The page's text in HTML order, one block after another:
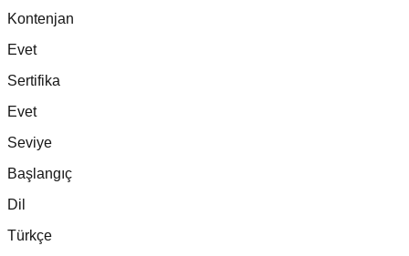
Kontenjan
Evet
Sertifika
Evet
Seviye
Başlangıç
Dil
Türkçe